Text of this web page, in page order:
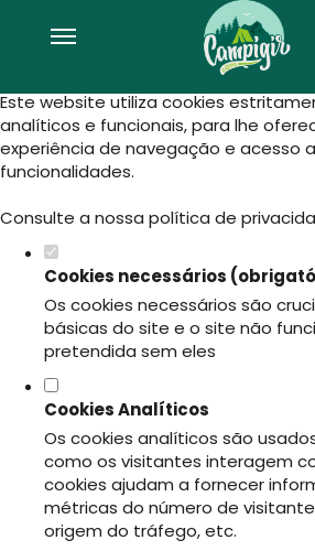
Defina as suas
cookies para este
Este website utiliza cookies
analíticos e funcionais, para lhe
experiência de navegação e acesso
funcionalidades.
Consulte a nossa política de
Cookies necessários
Os cookies necessários são
básicas do site e o site não
pretendida sem eles
Cookies Analíticos
Os cookies analíticos são
como os visitantes interagem
cookies ajudam a fornecer
métricas do número de
origem do tráfego, etc.